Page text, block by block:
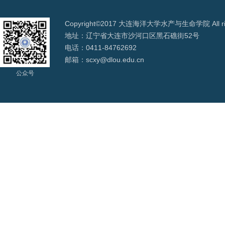
公众号
Copyright©2017 大连海洋大学水产与生命学院 All
地址：辽宁省大连市沙河口区黑石礁街52号
电话：0411-84762692
邮箱：scxy@dlou.edu.cn